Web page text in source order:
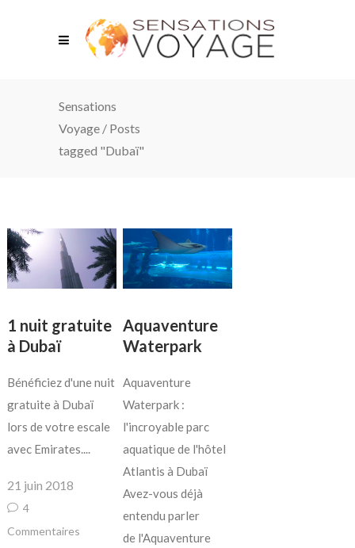
Sensations
Voyage / Posts
tagged "Dubaï"
1 nuit gratuite
à Dubaï
Bénéficiez d'une nuit
gratuite à Dubaï
lors de votre escale
avec Emirates....
21 juin 2018
4
Commentaires
Aquaventure
Waterpark
Aquaventure
Waterpark :
l'incroyable parc
aquatique de l'hôtel
Atlantis à Dubaï
Avez-vous déjà
entendu parler
de l'Aquaventure